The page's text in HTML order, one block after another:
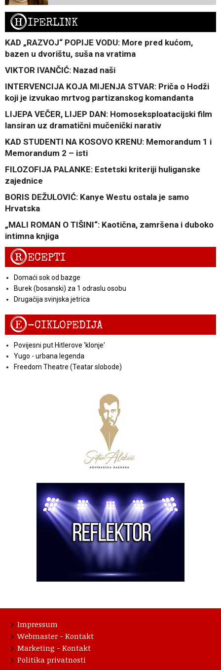
HIPERLINK
KAD „RAZVOJ“ POPIJE VODU: More pred kućom,
bazen u dvorištu, suša na vratima
VIKTOR IVANČIĆ: Nazad naši
INTERVENCIJA KOJA MIJENJA STVAR: Priča o Hodži
koji je izvukao mrtvog partizanskog komandanta
LIJEPA VEČER, LIJEP DAN: Homoseksploatacijski film
lansiran uz dramatični mučenički narativ
KAD STUDENTI NA KOSOVO KRENU: Memorandum 1 i
Memorandum 2 – isti
FILOZOFIJA PALANKE: Estetski kriteriji huliganske
zajednice
BORIS DEŽULOVIĆ: Kanye Westu ostala je samo
Hrvatska
„MALI ROMAN O TIŠINI“: Kaotična, zamršena i duboko
intimna knjiga
RECEPTI
Domaći sok od bazge
Burek (bosanski) za 1 odraslu osobu
Drugačija svinjska jetrica
E-CIKLOPEDIJA
Povijesni put Hitlerove 'klonje'
Yugo - urbana legenda
Freedom Theatre (Teatar slobode)
Impressum
Webmaster - Kontakt
Marketing - Kontakt
Politika privatnosti